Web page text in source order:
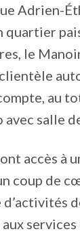
Adrien-
quartier
le
au
salle
accès à
coup de
services